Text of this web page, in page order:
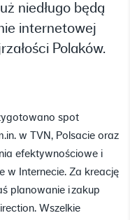
niedługo będą
internetowej
Polaków.
spot
w TVN, Polsacie oraz
efektywnościowe i
w Internecie. Za kreację
planowanie i zakup
Wszelkie